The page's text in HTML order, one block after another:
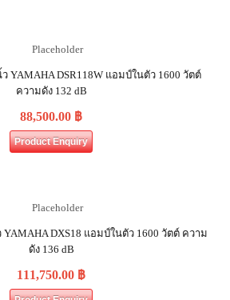
YAMAHA DSR118W แอมป์ในตัว 1600 วัตต์
ความดัง 132 dB
88,500.00 ฿
Product Enquiry
DXS18 แอมป์ในตัว 1600 วัตต์ ความ
ดัง 136 dB
111,750.00 ฿